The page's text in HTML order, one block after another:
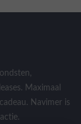
Maximaal
Navimer is